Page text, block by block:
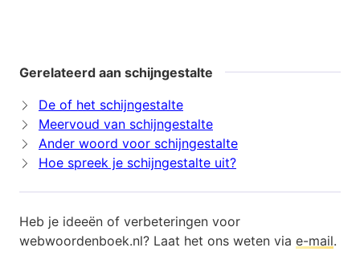
Gerelateerd aan schijngestalte
De of het schijngestalte
Meervoud van schijngestalte
Ander woord voor schijngestalte
Hoe spreek je schijngestalte uit?
Heb je ideeën of verbeteringen voor
webwoordenboek.nl? Laat het ons weten via e-mail.